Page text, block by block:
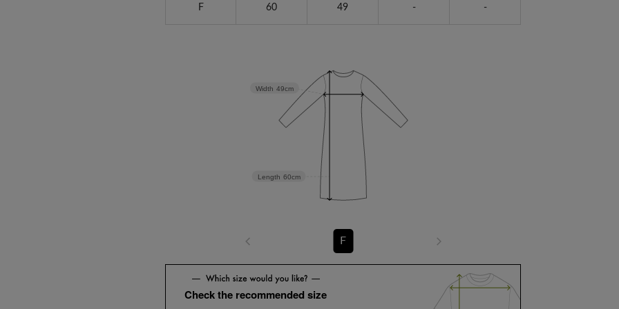
F 60 49 - -
Length 60cm
Width 49cm
F
Check the recommended size